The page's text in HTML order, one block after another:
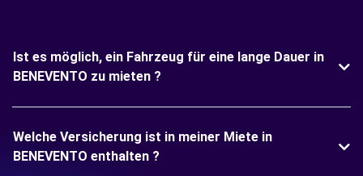
Ist es möglich, ein Fahrzeug für eine lange Dauer in
BENEVENTO zu mieten ?
Welche Versicherung ist in meiner Miete in
BENEVENTO enthalten ?